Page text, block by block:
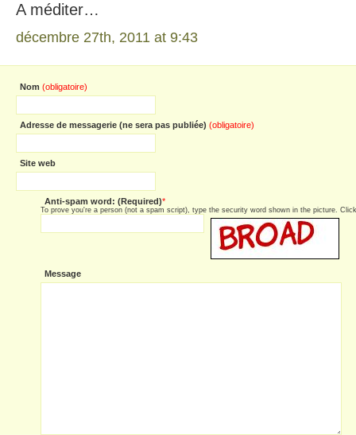
A méditer…
décembre 27th, 2011 at 9:43
Nom (obligatoire)
Adresse de messagerie (ne sera pas publiée) (obligatoire)
Site web
Anti-spam word: (Required)*
To prove you're a person (not a spam script), type the security word shown in the picture.
Message